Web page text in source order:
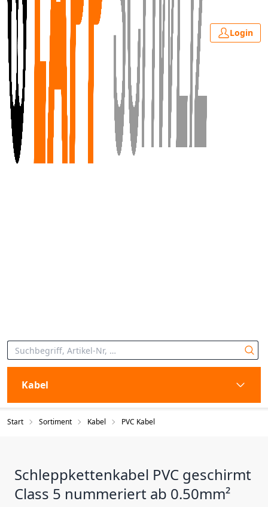
Login
Kabel
Start Sortiment Kabel PVC Kabel
Schleppkettenkabel PVC geschirmt
Class 5 nummeriert ab 0.50mm²